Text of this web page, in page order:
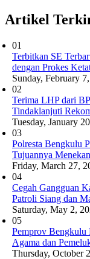
Artikel
01
Terbitkan SE
dengan Prokes
Sunday, February
02
Terima LHP dari
Tindaklanjuti
Tuesday, January
03
Polresta Bengkulu
Tujuannya
Friday, March 27,
04
Cegah Gangguan
Patroli Siang dan
Saturday, May 2,
05
Pemprov Bengkulu
Agama dan
Thursday, October